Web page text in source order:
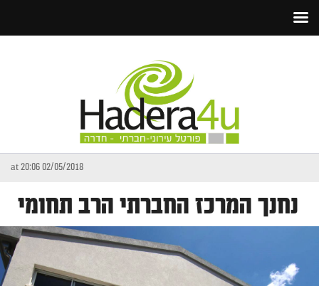
02/05/2018 at 20:06
נחנך המרכז החברתי הרב תחומי